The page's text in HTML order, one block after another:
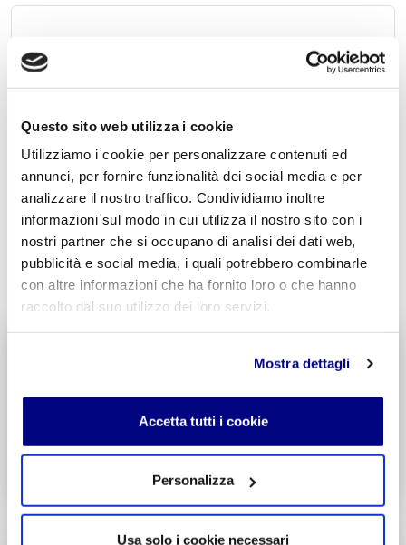
Questo sito web utilizza i cookie
Utilizziamo i cookie per personalizzare contenuti ed
annunci, per fornire funzionalità dei social media e per
analizzare il nostro traffico. Condividiamo inoltre
informazioni sul modo in cui utilizza il nostro sito con i
nostri partner che si occupano di analisi dei dati web,
pubblicità e social media, i quali potrebbero combinarle
con altre informazioni che ha fornito loro o che hanno
raccolto dal suo utilizzo dei loro servizi.
Mostra dettagli
Accetta tutti i cookie
Personalizza
Usa solo i cookie necessari
INVIA COMMENTO
Economico Sociale
Entra
Decreto di Parità Scolastica N. 2684
Codice Meccanografico: MIPMRI500E